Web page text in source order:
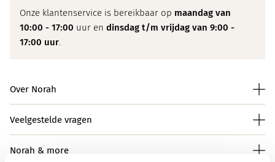
Onze klantenservice is bereikbaar op maandag van
10:00 - 17:00 uur en dinsdag t/m vrijdag van 9:00 -
17:00 uur.
Over Norah
Veelgestelde vragen
Norah & more